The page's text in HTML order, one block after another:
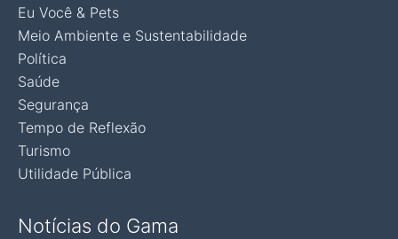
Eu Você & Pets
Meio Ambiente e Sustentabilidade
Política
Saúde
Segurança
Tempo de Reflexão
Turismo
Utilidade Pública
Notícias do Gama